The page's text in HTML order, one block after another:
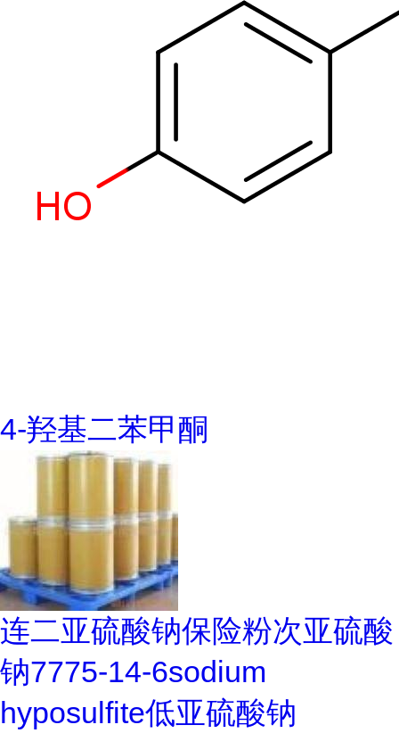
4-羟基二苯甲酮
连二亚硫酸钠保险粉次亚硫酸
钠7775-14-6sodium
hyposulfite低亚硫酸钠